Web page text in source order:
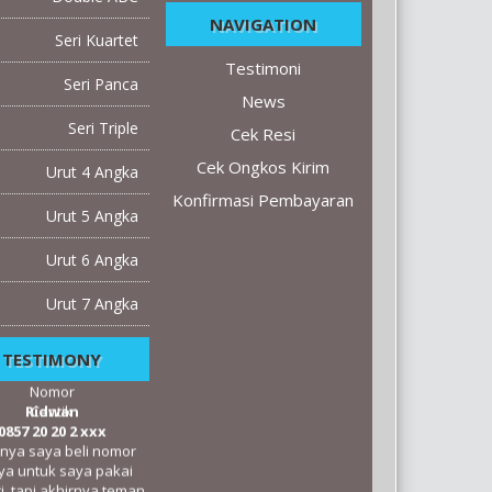
Seri Kuartet
Seri Panca
Seri Triple
Urut 4 Angka
Urut 5 Angka
Urut 6 Angka
Urut 7 Angka
TESTIMONY
tks yah. Doi seneng
dapat kado nomor
pas sama tgl, bulan,
Sukses teru...
Master Limbad
TOP BANGET !!!...
Ridwan
0857 20 20 2 xxx
saya beli nomor
untuk saya pakai
NAVIGATION
Testimoni
News
Cek Resi
Cek Ongkos Kirim
Konfirmasi Pembayaran